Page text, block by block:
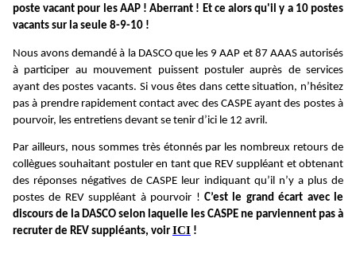
poste vacant pour les AAP ! Aberrant ! Et ce alors qu'il y a 10 postes
vacants sur la seule 8-9-10 !
Nous avons demandé à la DASCO que les 9 AAP et 87 AAAS autorisés
à participer au mouvement puissent postuler auprès de services
ayant des postes vacants. Si vous êtes dans cette situation, n’hésitez
pas à prendre rapidement contact avec des CASPE ayant des postes à
pourvoir, les entretiens devant se tenir d’ici le 12 avril.
Par ailleurs, nous sommes très étonnés par les nombreux retours de
collègues souhaitant postuler en tant que REV suppléant et obtenant
des réponses négatives de CASPE leur indiquant qu’il n’y a plus de
postes de REV suppléant à pourvoir ! C’est le grand écart avec le
discours de la DASCO selon laquelle les CASPE ne parviennent pas à
recruter de REV suppléants, voir ICI !